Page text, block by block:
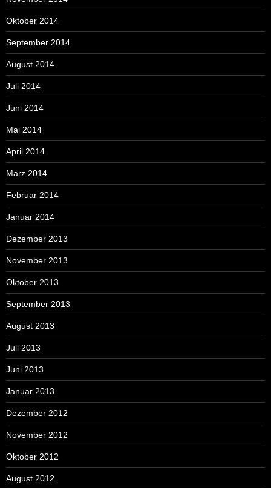
Oktober 2014
September 2014
August 2014
Juli 2014
Juni 2014
Mai 2014
April 2014
März 2014
Februar 2014
Januar 2014
Dezember 2013
November 2013
Oktober 2013
September 2013
August 2013
Juli 2013
Juni 2013
Januar 2013
Dezember 2012
November 2012
Oktober 2012
August 2012